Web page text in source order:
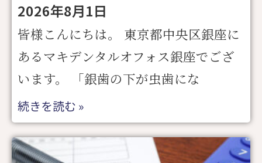
2026年8月1日
皆様こんにちは。 東京都中央区銀座に
あるマキデンタルオフォス銀座でござ
います。 「銀歯の下が虫歯にな
続きを読む »